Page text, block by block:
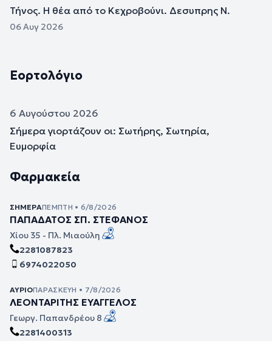
Τήνος. Η θέα από το Κεχροβούνι. Δεσυπρης Ν.
06 Αυγ 2026
Εορτολόγιο
6 Αυγούστου 2026
Σήμερα γιορτάζουν οι: Σωτήρης, Σωτηρία,
Ευμορφία
Φαρμακεία
ΣΉΜΕΡΑΠΈΜΠΤΗ • 6/8/2026
ΠΑΠΑΔΑΤΟΣ ΣΠ. ΣΤΕΦΑΝΟΣ
Χίου 35 - Πλ. Μιαούλη
2281087823
6974022050
ΑΎΡΙΟΠΑΡΑΣΚΕΥΉ • 7/8/2026
ΛΕΟΝΤΑΡΙΤΗΣ ΕΥΑΓΓΕΛΟΣ
Γεωργ. Παπανδρέου 8
2281400313